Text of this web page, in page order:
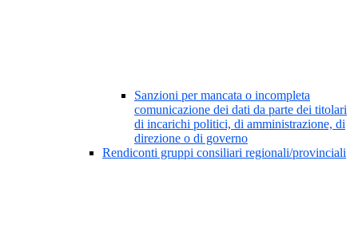
Sanzioni per mancata o incompleta
comunicazione dei dati da parte dei titolari
di incarichi politici, di amministrazione, di
direzione o di governo
Rendiconti gruppi consiliari regionali/provinciali